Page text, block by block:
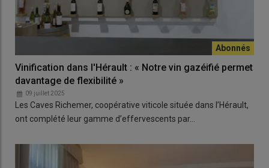
Vinification dans l'Hérault : « Notre vin gazéifié permet
davantage de flexibilité »
09 juillet 2025
Les Caves Richemer, coopérative viticole située dans l’Hérault,
ont complété leur gamme d’effervescents par…